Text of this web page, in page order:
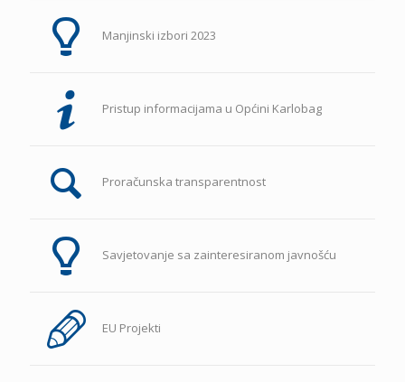
Manjinski izbori 2023
Pristup informacijama u Općini Karlobag
Proračunska transparentnost
Savjetovanje sa zainteresiranom javnošću
EU Projekti